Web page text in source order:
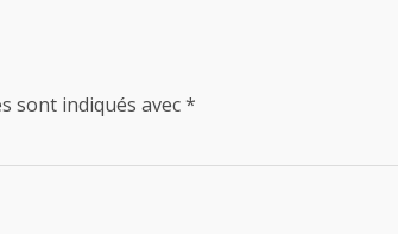
sont indiqués avec*